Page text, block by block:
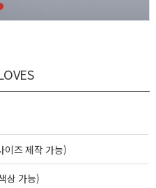
이즈 제작 가능)
상 가능)